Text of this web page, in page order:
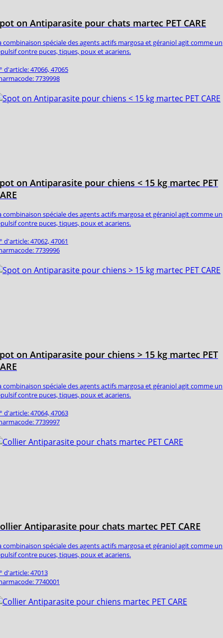
on Antiparasite pour chats martec PET CARE
combinaison spéciale des agents actifs margosa et géraniol agit comme un
contre puces, tiques, poux et acariens.
d'article: 47066, 47065
7739998
on Antiparasite pour chiens < 15 kg martec PET
combinaison spéciale des agents actifs margosa et géraniol agit comme un
contre puces, tiques, poux et acariens.
d'article: 47062, 47061
7739996
on Antiparasite pour chiens > 15 kg martec PET
combinaison spéciale des agents actifs margosa et géraniol agit comme un
contre puces, tiques, poux et acariens.
d'article: 47064, 47063
7739997
Antiparasite pour chats martec PET CARE
combinaison spéciale des agents actifs margosa et géraniol agit comme un
contre puces, tiques, poux et acariens.
d'article: 47013
7740001